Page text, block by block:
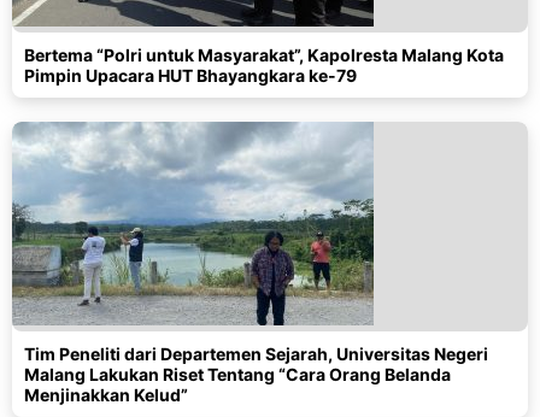
Bertema “Polri untuk Masyarakat”, Kapolresta Malang Kota
Pimpin Upacara HUT Bhayangkara ke-79
Tim Peneliti dari Departemen Sejarah, Universitas Negeri
Malang Lakukan Riset Tentang “Cara Orang Belanda
Menjinakkan Kelud”